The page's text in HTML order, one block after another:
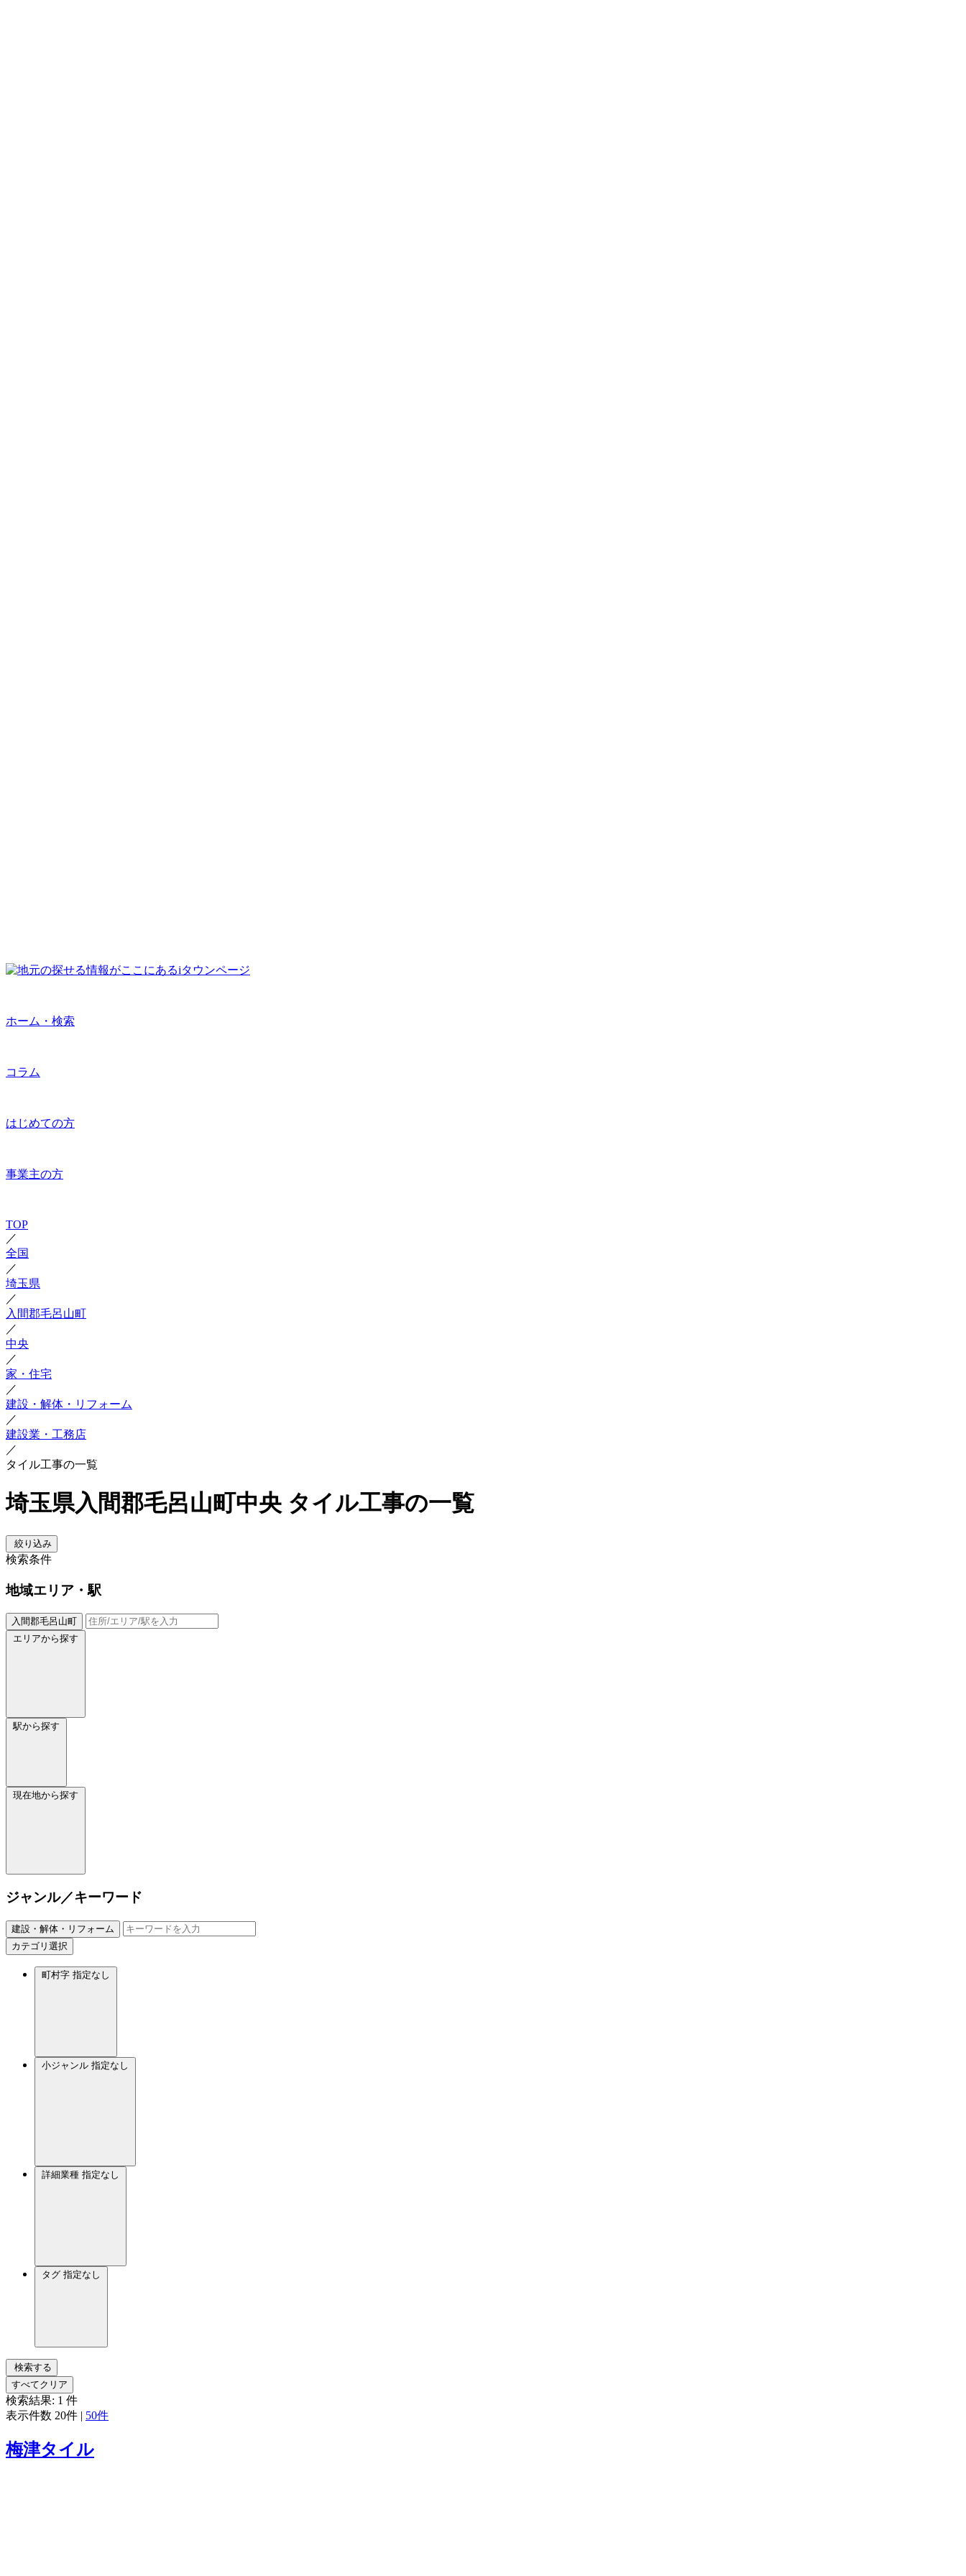
ホーム・検索
コラム
はじめての方
事業主の方
TOP
／
全国
／
埼玉県
／
入間郡毛呂山町
／
中央
／
家・住宅
／
建設・解体・リフォーム
／
建設業・工務店
／
タイル工事の一覧
埼玉県入間郡毛呂山町中央 タイル工事の一覧
絞り込み
検索条件
地域エリア・駅
入間郡毛呂山町
エリアから探す
駅から探す
現在地から探す
ジャンル／キーワード
建設・解体・リフォーム
カテゴリ選択
町村字 指定なし
小ジャンル 指定なし
詳細業種 指定なし
タグ 指定なし
検索する
すべてクリア
検索結果: 1 件
表示件数 20件 | 50件
梅津タイル